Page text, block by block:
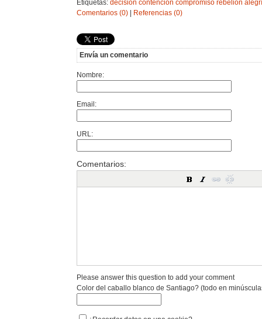
Etiquetas: decisión contención compromiso rebelión
Comentarios (0) | Referencias (0)
Envía un comentario
Nombre:
Email:
URL:
Comentarios:
Please answer this question to add your comment
Color del caballo blanco de Santiago? (todo en